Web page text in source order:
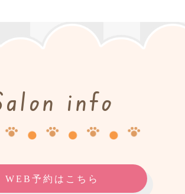
info
WEB予約はこちら